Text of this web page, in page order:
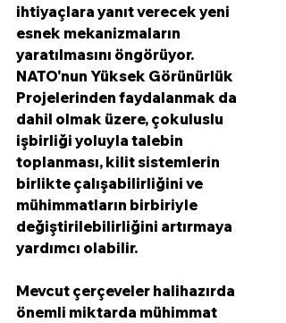
ihtiyaçlara yanıt verecek yeni
esnek mekanizmaların
yaratılmasını öngörüyor.
NATO'nun Yüksek Görünürlük
Projelerinden faydalanmak da
dahil olmak üzere, çokuluslu
işbirliği yoluyla talebin
toplanması, kilit sistemlerin
birlikte çalışabilirliğini ve
mühimmatların birbiriyle
değiştirilebilirliğini artırmaya
yardımcı olabilir.
Mevcut çerçeveler halihazırda
önemli miktarda mühimmat